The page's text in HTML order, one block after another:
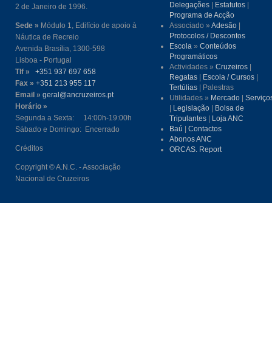
2 de Janeiro de 1996.
Sede » Módulo 1, Edifício de apoio à
Náutica de Recreio
Avenida Brasília, 1300-598
Lisboa - Portugal
Tlf »
+351 937 697 658
Fax » +351 213 955 117
Email » geral@ancruzeiros.pt
Horário »
Segunda a Sexta: 14:00h-19:00h
Sábado e Domingo: Encerrado
Créditos
Copyright © A.N.C. - Associação
Nacional de Cruzeiros
Delegações
Estatutos
Programa de Acção
Associado »Adesão
Protocolos / Descontos
Escola »Conteúdos
Programáticos
Actividades »Cruzeiros
Regatas
Escola / Cursos
Tertúlias | Palestras
Utilidades » Mercado |
Legislação
Bolsa de
Tripulantes
Loja ANC
Baú |Contactos
Abonos ANC
ORCAS. Report